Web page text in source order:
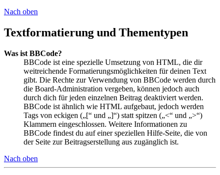
Nach oben
Textformatierung und Thementypen
Was ist BBCode?
BBCode ist eine spezielle Umsetzung von HTML, die dir
weitreichende Formatierungsmöglichkeiten für deinen Text
gibt. Die Rechte zur Verwendung von BBCode werden durch
die Board-Administration vergeben, können jedoch auch
durch dich für jeden einzelnen Beitrag deaktiviert werden.
BBCode ist ähnlich wie HTML aufgebaut, jedoch werden
Tags von eckigen („[“ und „]“) statt spitzen („<“ und „>“)
Klammern eingeschlossen. Weitere Informationen zu
BBCode findest du auf einer speziellen Hilfe-Seite, die von
der Seite zur Beitragserstellung aus zugänglich ist.
Nach oben